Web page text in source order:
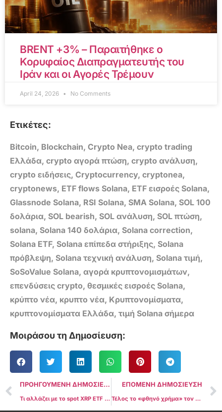
BRENT +3% – Παραιτήθηκε ο
Κορυφαίος Διαπραγματευτής του
Ιράν και οι Αγορές Τρέμουν
April 24, 2026 No Comments
Ετικέτες:
Bitcoin, Blockchain, Crypto Nea, crypto trading
Ελλάδα, crypto αγορά πτώση, crypto ανάλυση,
crypto ειδήσεις, Cryptocurrency, cryptonea,
cryptonews, ETF flows Solana, ETF εισροές Solana,
Glassnode Solana, RSI Solana, SMA Solana, SOL 100
δολάρια, SOL bearish, SOL ανάλυση, SOL πτώση,
solana, Solana 140 δολάρια, Solana correction,
Solana ETF, Solana επίπεδα στήριξης, Solana
πρόβλεψη, Solana τεχνική ανάλυση, Solana τιμή,
SoSoValue Solana, αγορά κρυπτονομισμάτων,
επενδύσεις crypto, θεσμικές εισροές Solana,
κρύπτο νέα, κρυπτο νέα, Κρυπτονομίσματα,
κρυπτονομίσματα Ελλάδα, τιμή Solana σήμερα
Μοιράσου τη Δημοσίευση:
ΠΡΟΗΓΟΥΜΕΝΗ ΔΗΜΟΣΙΕΥΣΗ
Τι αλλάζει με το spot XRP ETF και αν μπορεί πραγματικά να ανεβάσει την τιμή
ΕΠΟΜΕΝΗ ΔΗΜΟΣΙΕΥΣΗ
Τέλος το «φθηνό χρήμα» τον Δεκέμβριο; Η πιθανότητα για μείωση επιτοκίων πέφτει κάτω από 50% και τα crypto τρέμουν